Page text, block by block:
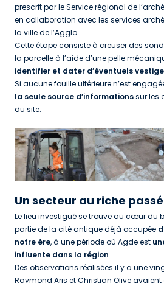
prescrit par le Service régional de
en collaboration avec les services
la ville de l’Agglo.
Cette étape consiste à creuser des
la parcelle à l’aide d’une pelle
identifier et dater d’éventuels
Si aucune fouille ultérieure n’est
la seule source d’informationssur les
du site.
Un secteur au riche
Le lieu investigué se trouve au cœur du
partie de la cité antique déjà occupée
notre ère, à une période où Agde est
influente dans la région.
Des observations réalisées il y a une
Raymond Aris et Christian Olive avaient